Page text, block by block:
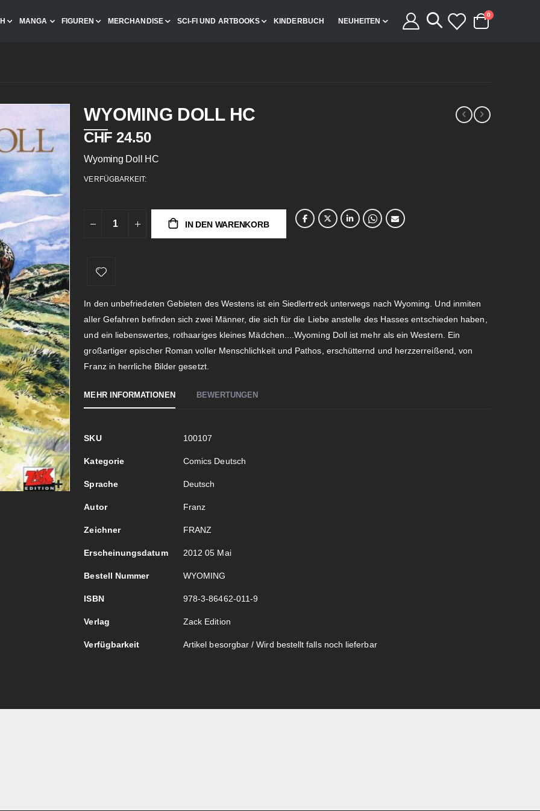
MANGA FIGUREN MERCHANDISE SCI-FI UND ARTBOOKS KINDERBUCH NEUHEITEN
Cart
0 Artikel
WYOMING DOLL HC
CHF 24.50
Wyoming Doll HC
VERFÜGBARKEIT:
IN DEN WARENKORB
In den unbefriedeten Gebieten des Westens ist ein Siedlertreck unterwegs nach Wyoming. Und inmiten
aller Gefahren befinden sich zwei Männer, die sich für die Liebe anstelle des Hasses entschieden haben,
und ein liebenswertes, rothaariges kleines Mädchen....Wyoming Doll ist mehr als ein Western. Ein
großartiger epischer Roman voller Menschlichkeit und Pathos, erschütternd und herzzerreißend, von
Franz in herrliche Bilder gesetzt.
MEHR INFORMATIONEN
Mehr
SKU 100107
Kategorie Comics Deutsch
Sprache Deutsch
Autor Franz
Zeichner FRANZ
Erscheinungsdatum 2012 05 Mai
Bestell Nummer WYOMING
ISBN 978-3-86462-011-9
Verlag Zack Edition
Verfügbarkeit Artikel besorgbar / Wird bestellt falls noch lieferbar
BEWERTUNGEN